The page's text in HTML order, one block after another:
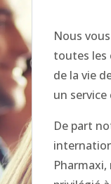
Nous
toutes les
de la vie
un
De part